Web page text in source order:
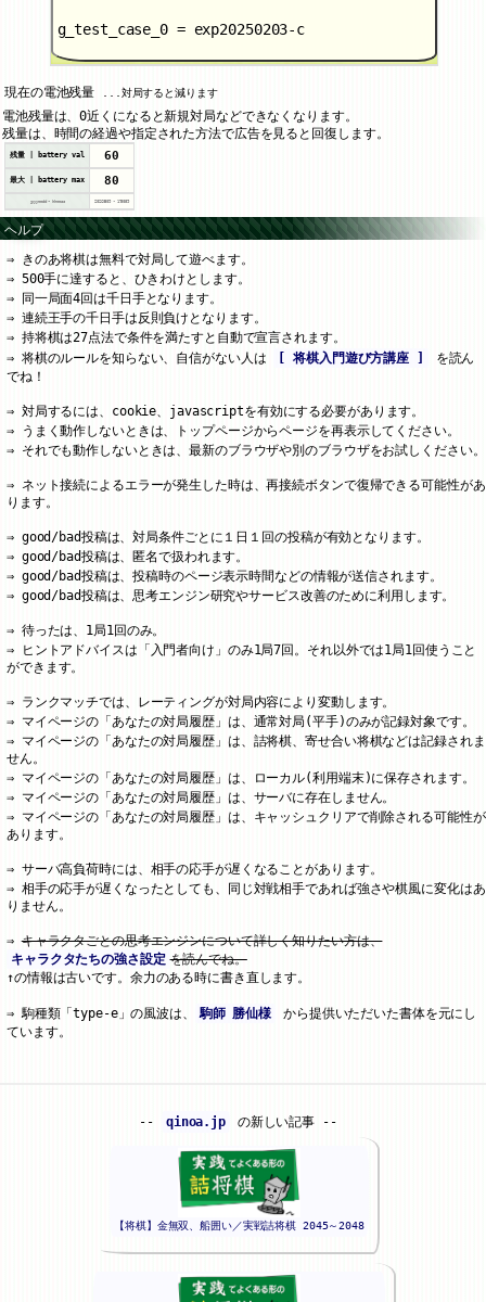
g_test_case_0 = exp20250203-c
現在の電池残量 ...対局すると減ります
電池残量は、0近くになると新規対局などできなくなります。
残量は、時間の経過や指定された方法で広告を見ると回復します。
残量 | battery val 60
最大 | battery max 80
yyyymmdd - hhmmss 20260809 - 175059
ヘルプ
きのあ将棋は無料で対局して遊べます。
500手に達すると、ひきわけとします。
同一局面4回は千日手となります。
連続王手の千日手は反則負けとなります。
持将棋は27点法で条件を満たすと自動で宣言されます。
将棋のルールを知らない、自信がない人は
[ 将棋入門遊び方講座 ]
を読ん
でね！
対局するには、cookie、javascriptを有効にする必要があります。
うまく動作しないときは、トップページからページを再表示してください。
それでも動作しないときは、最新のブラウザや別のブラウザをお試しください。
ネット接続によるエラーが発生した時は、再接続ボタンで復帰できる可能性があ
ります。
good/bad投稿は、対局条件ごとに１日１回の投稿が有効となります。
good/bad投稿は、匿名で扱われます。
good/bad投稿は、投稿時のページ表示時間などの情報が送信されます。
good/bad投稿は、思考エンジン研究やサービス改善のために利用します。
待ったは、1局1回のみ。
ヒントアドバイスは「入門者向け」のみ1局7回。それ以外では1局1回使うこと
ができます。
ランクマッチでは、レーティングが対局内容により変動します。
マイページの「あなたの対局履歴」は、通常対局(平手)のみが記録対象です。
マイページの「あなたの対局履歴」は、詰将棋、寄せ合い将棋などは記録されま
せん。
マイページの「あなたの対局履歴」は、ローカル(利用端末)に保存されます。
マイページの「あなたの対局履歴」は、サーバに存在しません。
マイページの「あなたの対局履歴」は、キャッシュクリアで削除される可能性が
あります。
サーバ高負荷時には、相手の応手が遅くなることがあります。
相手の応手が遅くなったとしても、同じ対戦相手であれば強さや棋風に変化はあ
りません。
キャラクタごとの思考エンジンについて詳しく知りたい方は、
キャラクタたちの強さ設定 を読んでね。
↑の情報は古いです。余力のある時に書き直します。
駒種類「type-e」の風波は、 駒師 勝仙様
から提供いただいた書体を元にし
ています。